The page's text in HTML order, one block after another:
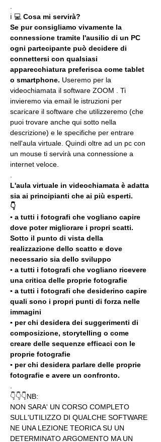
ℹ 💻 Cosa mi servirà?
Se pur consigliamo vivamente la
connessione tramite l'ausilio di un PC
ogni partecipante può decidere di
connettersi con qualsiasi
apparecchiatura preferisca come tablet
o smartphone. Useremo per la
videochiamata il software ZOOM . Ti
invieremo via email le istruzioni per
scaricare il software che utilizzeremo (che
puoi trovare anche qui sotto nella
descrizione) e le specifiche per entrare
nell'aula virtuale. Quindi oltre ad un pc con
un mouse ti servirà una connessione a
internet veloce.
L'aula virtuale in videochiamata è adatta
sia ai principianti che ai più esperti.
👇
▪️ a tutti i fotografi che vogliano capire
dove poter migliorare i propri scatti.
Sotto il punto di vista della
realizzazione dello scatto e dove
necessario sia dello sviluppo
▪️ a tutti i fotografi che vogliano ricevere
una critica delle proprie fotografie
▪️ a tutti i fotografi che desiderino capire
quali sono i propri punti di forza nelle
immagini
▪️ per chi desidera dei suggerimenti di
composizione, storytelling o come
creare delle sequenze efficaci con le
proprie fotografie
▪️ per chi desidera parlare delle proprie
fotografie e avere un confronto.
👇👇👇NB:
NON SARA' UN CORSO COMPLETO
SULL'UTILIZZO DI QUALCHE SOFTWARE
NE UNA LEZIONE TEORICA SU UN
DETERMINATO ARGOMENTO MA UN